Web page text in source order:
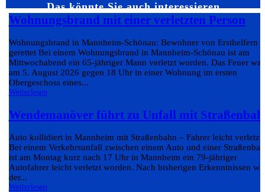
Das könnte Sie auch interessieren…
Wohnungsbrand mit einer verletzten Person
Wohnungsbrand in Mannheim-Schönau: Bewohner von Ersthelfern
gerettet Bei einem Wohnungsbrand in Mannheim-Schönau ist am
Mittwochabend ein 65-jähriger Mann verletzt worden. Das Feuer war
am 5. August 2026 gegen 18 Uhr in einer Wohnung im ersten
Obergeschoss eines...
Weiterlesen
Wendemanöver führt zu Unfall mit
Auto kollidiert in Mannheim mit Straßenbahn – Fahrer leicht verletzt
Bei einem Verkehrsunfall zwischen einem Auto und einer
ist am Montag kurz nach 17 Uhr in Mannheim ein 79-jähriger
Autofahrer leicht verletzt worden. Nach bisherigen Erkenntnissen
der...
Weiterlesen